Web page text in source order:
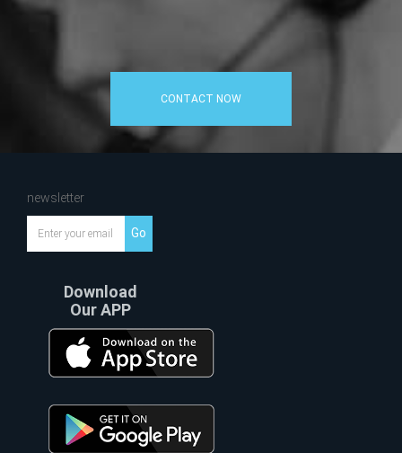
CONTACT NOW
newsletter
Go
Download
Our APP